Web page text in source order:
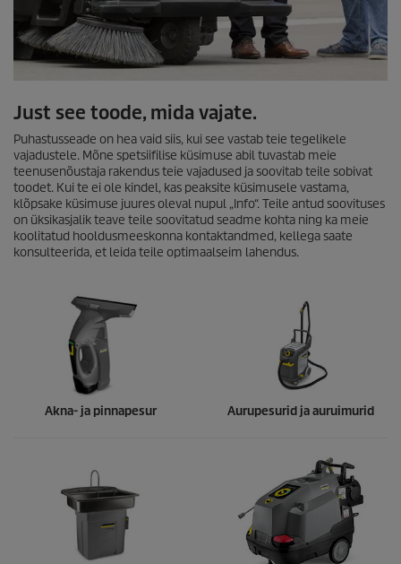
Just see toode, mida vajate.
Puhastusseade on hea vaid siis, kui see vastab teie tegelikele
vajadustele. Mõne spetsiifilise küsimuse abil tuvastab meie
teenusenõustaja rakendus teie vajadused ja soovitab teile sobivat
toodet. Kui te ei ole kindel, kas peaksite küsimusele vastama,
klõpsake küsimuse juures oleval nupul „Info“. Teile antud soovituses
on üksikasjalik teave teile soovitatud seadme kohta ning ka meie
koolitatud hooldusmeeskonna kontaktandmed, kellega saate
konsulteerida, et leida teile optimaalseim lahendus.
Akna- ja pinnapesur Aurupesurid ja auruimurid